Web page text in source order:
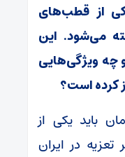
از قطب‌های
می‌شود. این
چه ویژگی‌هایی
کرده است؟
باید یکی از
تعزیه در ایران